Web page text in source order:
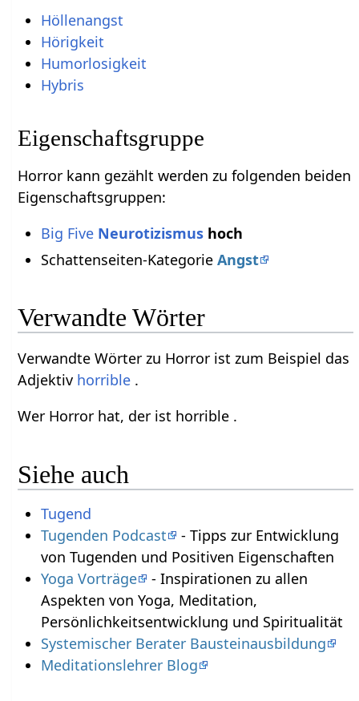
Höllenangst
Hörigkeit
Humorlosigkeit
Hybris
Eigenschaftsgruppe
Horror kann gezählt werden zu folgenden beiden
Eigenschaftsgruppen:
Big Five Neurotizismushoch
Schattenseiten-Kategorie Angst
Verwandte Wörter
Verwandte Wörter zu Horror ist zum Beispiel das
Adjektiv horrible .
Wer Horror hat, der ist horrible .
Siehe auch
Tugend
Tugenden Podcast
- Tipps zur Entwicklung
von Tugenden und Positiven Eigenschaften
Yoga Vorträge
- Inspirationen zu allen
Aspekten von Yoga, Meditation,
Persönlichkeitsentwicklung und Spiritualität
Systemischer Berater Bausteinausbildung
Meditationslehrer Blog